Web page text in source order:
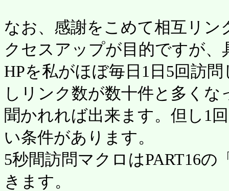
なお、感謝をこめて相互リ
クセスアップが目的ですが
HPを私がほぼ毎日1日5回訪
しリンク数が数十件と多く
聞かれれば出来ます。但し1
い条件があります。
5秒間訪問マクロはPART16
きます。